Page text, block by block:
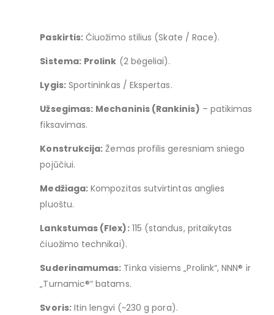
Paskirtis: Čiuožimo stilius (Skate / Race).
Sistema: Prolink (2 bėgeliai).
Lygis:Sportininkas / Ekspertas.
Užsegimas: Mechaninis (Rankinis) – patikimas
fiksavimas.
Konstrukcija: Žemas profilis geresniam sniego
pojūčiui.
Medžiaga: Kompozitas sutvirtintas anglies
pluoštu.
Lankstumas (Flex):115 (standus, pritaikytas
čiuožimo technikai).
Suderinamumas: Tinka visiems „Prolink“, NNN® ir
„Turnamic®“ batams.
Svoris:Itin lengvi (~230 g pora).